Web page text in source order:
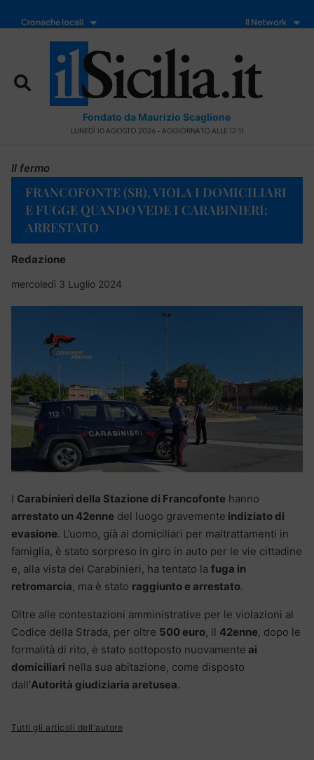
Cronache locali Il Network
Fondato da Maurizio Scaglione
LUNEDÌ 10 AGOSTO 2026 - AGGIORNATO ALLE 12:11
Il fermo
FRANCOFONTE (SR), VIOLA I DOMICILIARI
E FUGGE QUANDO VEDE I CARABINIERI:
ARRESTATO
Redazione
mercoledì 3 Luglio 2024
I Carabinieri della Stazione di Francofonte hanno
arrestato un 42enne del luogo gravemente indiziato di
evasione. L’uomo, già ai domiciliari per maltrattamenti in
famiglia, è stato sorpreso in giro in auto per le vie cittadine
e, alla vista dei Carabinieri, ha tentato la fuga in
retromarcia, ma è stato raggiunto e arrestato.
Oltre alle contestazioni amministrative per le violazioni al
Codice della Strada, per oltre 500 euro, il 42enne, dopo le
formalità di rito, è stato sottoposto nuovamente ai
domiciliari nella sua abitazione, come disposto
dall’Autorità giudiziaria aretusea.
Tutti gli articoli dell'autore